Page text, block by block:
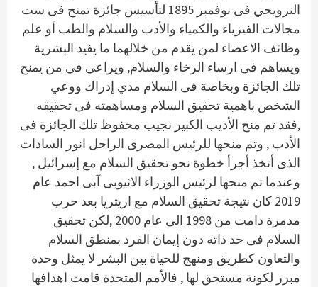
النرويجي فى نوفمبر 1895 لتأسيس جائزة تمنح فى ست
مجالات الفيزياء والكمياء والأدب والسلام والطب أو علم
وظائف الاعضاء لمن يقدم من خلالهما ما يفيد البشرية
ويساهم فى ارساء الرخاء والسلام, ويراعي في من يمنح
تلك الجائزة وبخاصة فى السلام مدي إدراك ووعي
الشخص باهمية تحقيق السلام ومساهمته فى تحقيقه
,فقد تم منح الأديب الكبير نجيب محفوظ تلك الجائزة فى
الأدب , وتم منحها للرئيس المصرى الراحل انور السادات
الذى أتخذ أجرأ خطوة نحو تحقيق السلام مع إسرائيل ,
وعندما تم منحها لرئيس الوزراء الاثيوبى آبى احمد عام
2019 كان نتيجة تحقيق السلام مع اريتريا بعد حرب
مدمرة دامت من 1998 الى عام 2000 ,لكن تحقيق
السلام فى حد ذاته دون إيمان الفرد بمنطق السلام
والتعاون كطريق ومنهج للحياة بين البشر لا يمثل وحدة
مبرر لكونة مستحق لها , فالأمم المتحدة قامت اهدافها